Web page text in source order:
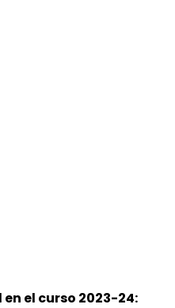
el curso 2023-24: